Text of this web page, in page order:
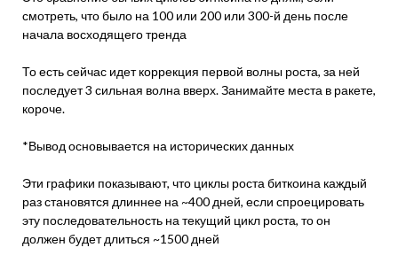
смотреть, что было на 100 или 200 или 300-й день после
начала восходящего тренда
То есть сейчас идет коррекция первой волны роста, за ней
последует 3 сильная волна вверх. Занимайте места в ракете,
короче.
*Вывод основывается на исторических данных
Эти графики показывают, что циклы роста биткоина каждый
раз становятся длиннее на ~400 дней, если спроецировать
эту последовательность на текущий цикл роста, то он
должен будет длиться ~1500 дней